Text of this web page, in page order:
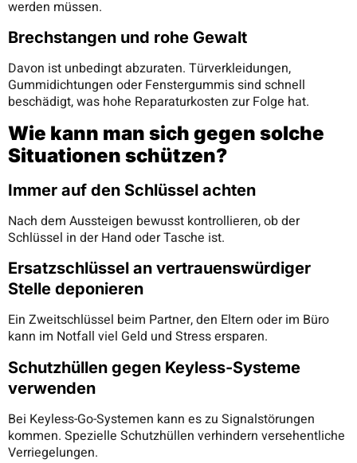
werden müssen.
Brechstangen und rohe Gewalt
Davon ist unbedingt abzuraten. Türverkleidungen,
Gummidichtungen oder Fenstergummis sind schnell
beschädigt, was hohe Reparaturkosten zur Folge hat.
Wie kann man sich gegen solche
Situationen schützen?
Immer auf den Schlüssel achten
Nach dem Aussteigen bewusst kontrollieren, ob der
Schlüssel in der Hand oder Tasche ist.
Ersatzschlüssel an vertrauenswürdiger
Stelle deponieren
Ein Zweitschlüssel beim Partner, den Eltern oder im Büro
kann im Notfall viel Geld und Stress ersparen.
Schutzhüllen gegen Keyless-Systeme
verwenden
Bei Keyless-Go-Systemen kann es zu Signalstörungen
kommen. Spezielle Schutzhüllen verhindern versehentliche
Verriegelungen.